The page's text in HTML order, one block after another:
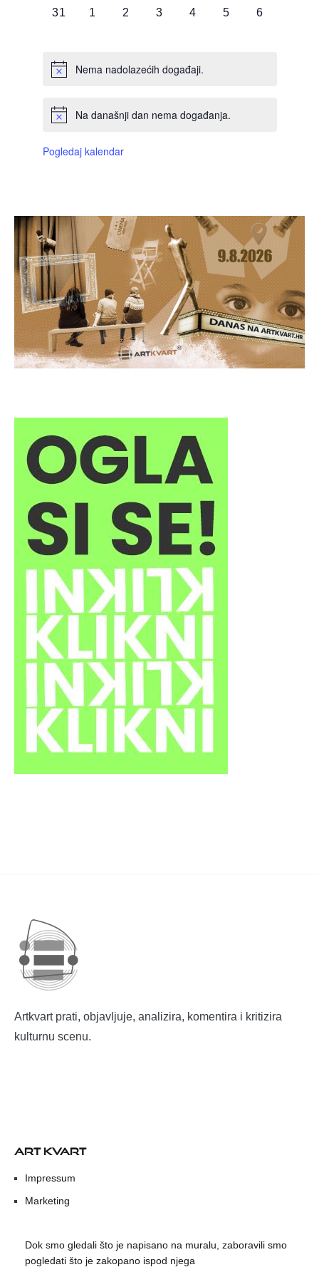
0
31
0
1
0
2
0
3
0
4
0
5
0
6
Nema nadolazećih događaji.
Na današnji dan nema događanja.
Pogledaj kalendar
Artkvart prati, objavljuje, analizira, komentira i kritizira
kulturnu scenu.
ART KVART
Impressum
Marketing
Dok smo gledali što je napisano na muralu, zaboravili smo
pogledati što je zakopano ispod njega